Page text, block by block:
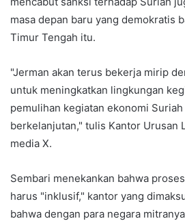
masa depan baru yang demokratis
Timur Tengah itu.
"Jerman akan terus bekerja mirip
untuk meningkatkan lingkungan
pemulihan kegiatan ekonomi
berkelanjutan," tulis Kantor Urusan
media X.
Sembari menekankan bahwa
harus "inklusif," kantor yang
bahwa dengan para negara